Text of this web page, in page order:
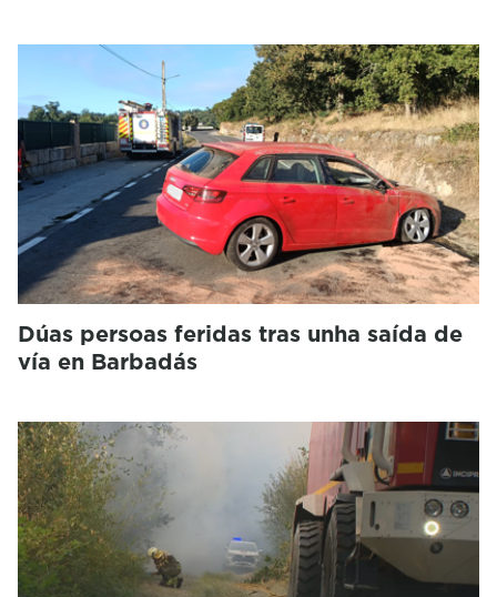
Dúas persoas feridas tras unha saída de
vía en Barbadás